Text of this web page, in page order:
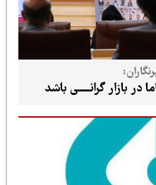
گرانــــــی باشد